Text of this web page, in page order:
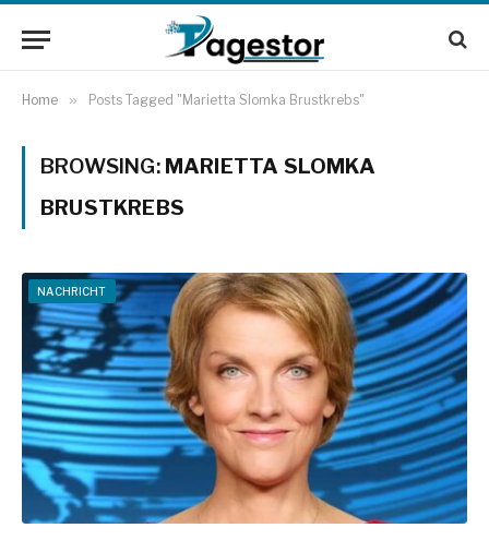
Home » Posts Tagged "Marietta Slomka Brustkrebs"
BROWSING: MARIETTA SLOMKA
BRUSTKREBS
NACHRICHT